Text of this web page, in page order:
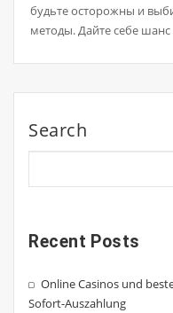
будьте осторожны и
методы. Дайте себе
Search
Recent Posts
Online Casinos und
Sofort-Auszahlung